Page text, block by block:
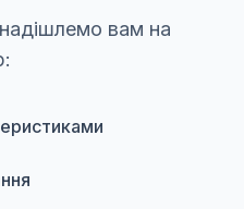
вам на